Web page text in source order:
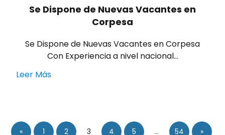
Se Dispone de Nuevas Vacantes en
Corpesa
Se Dispone de Nuevas Vacantes en Corpesa
Con Experiencia a nivel nacional…
Leer Más
« 1 2 3 4 5 … 54 »